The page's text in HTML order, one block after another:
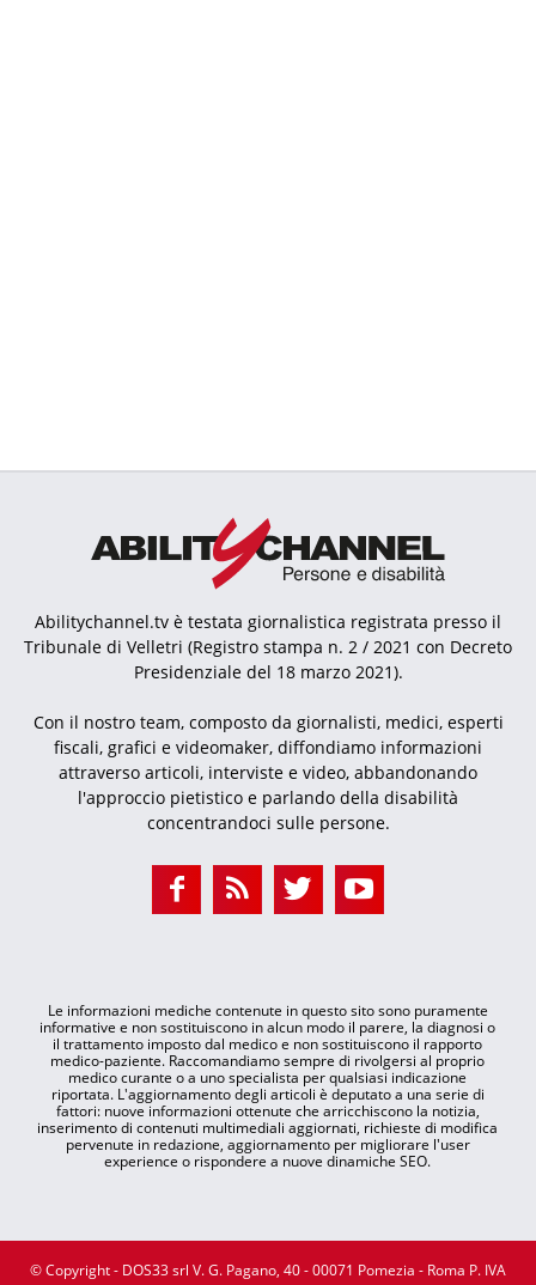
Abilitychannel.tv è testata giornalistica registrata presso il
Tribunale di Velletri (Registro stampa n. 2 / 2021 con Decreto
Presidenziale del 18 marzo 2021).
Con il nostro team, composto da giornalisti, medici, esperti
fiscali, grafici e videomaker, diffondiamo informazioni
attraverso articoli, interviste e video, abbandonando
l'approccio pietistico e parlando della disabilità
concentrandoci sulle persone.
Le informazioni mediche contenute in questo sito sono puramente
informative e non sostituiscono in alcun modo il parere, la diagnosi o
il trattamento imposto dal medico e non sostituiscono il rapporto
medico-paziente. Raccomandiamo sempre di rivolgersi al proprio
medico curante o a uno specialista per qualsiasi indicazione
riportata. L'aggiornamento degli articoli è deputato a una serie di
fattori: nuove informazioni ottenute che arricchiscono la notizia,
inserimento di contenuti multimediali aggiornati, richieste di modifica
pervenute in redazione, aggiornamento per migliorare l'user
experience o rispondere a nuove dinamiche SEO.
© Copyright - DOS33 srl V. G. Pagano, 40 - 00071 Pomezia - Roma P. IVA